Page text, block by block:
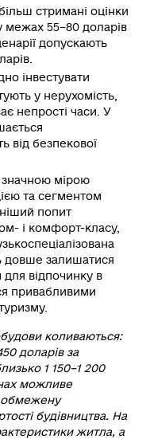
стримані оцінки
межах 55–80 доларів
допускають
інвестувати
у нерухомість,
непрості часи. У
від безпекової
значною мірою
та сегментом
попит
і комфорт-класу,
довше залишатися
для відпочинку в
привабливими
коливаються:
доларів за
1 150–1 200
можливе
обмежену
будівництва. На
житла, а